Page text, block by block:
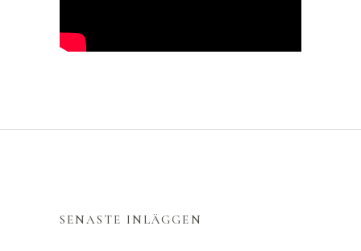
SENASTE INLÄGGEN